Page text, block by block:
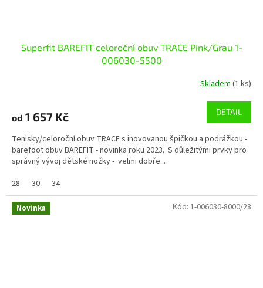
Superfit BAREFIT celoroční obuv TRACE Pink/Grau 1-
006030-5500
Skladem (1 ks)
od 1 657 Kč DETAIL
Tenisky/celoroční obuv TRACE s inovovanou špičkou a podrážkou -
barefoot obuv BAREFIT - novinka roku 2023. S důležitými prvky pro
správný vývoj dětské nožky - velmi dobře...
28
30 34
Novinka Kód: 1-006030-8000/28